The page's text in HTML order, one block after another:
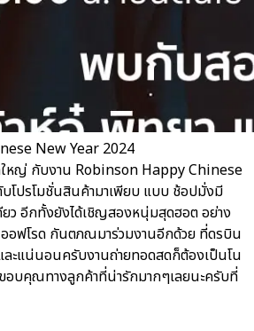
New Year 2024
หญ่ กับงาน Robinson Happy Chinese
โปรโมชั่นสินค้ามาเพียบ แบบ ช้อปมั่งมี
ว อีกทั้งยังได้เชิญสองหนุ่มสุดฮอต อย่าง
ฟโรด กันตภณมาร่วมงานอีกด้วย ที่ดรบิน
ะแน่นอนครับงานถ่ายทอดสดก็ต้องเป็นโน
อบคุณทางลูกค้าที่น่ารักมากๆเลยนะครับที่